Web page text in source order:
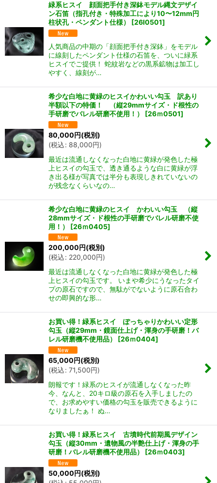
緑系ヒスイ 顔面把手付き深鉢モデル縄文デザイ
ン石笛（指孔付き・特殊加工により10〜12mm円
柱状孔・ペンダント仕様）
[26I0501]
人気商品の中期の「顔面把手付き深鉢」をモデル
に線刻したペンダント仕様の石笛を、ついに緑系
ヒスイでご提供！ 蛇紋岩などの黒系鉱物は加工し
やすく、線刻が…
希少な白地に黄緑のヒスイかわいい勾玉 訳あり
半額以下の特価！ （縦29mmサイズ・ド根性の
手研磨でバレル研磨不使用！）
[26ｍ0501]
80,000円(税別)
(税込: 88,000円)
最近は流通しなくなった白地に黄緑が発色した極
上ヒスイの勾玉で、透き通るような白に黄緑が浮
き出る様が写真では半分も表現しきれていないの
が残念なくらいなの…
希少な白地に黄緑のヒスイ かわいい勾玉 （縦
28mmサイズ・ド根性の手研磨でバレル研磨不使
用！）
[26ｍ0405]
200,000 円(税別)
(税込: 220,000円)
最近は流通しなくなった白地に黄緑が発色した極
上ヒスイの勾玉です。 いまや希少にうなったタイ
プの原石ですので、無駄がでないように原石合わ
せの即興的な形…
お買い得！緑系ヒスイ ぽっちゃりかわいい定形
勾玉（縦29mm・鏡面仕上げ・渾身の手研磨！バ
レル研磨機不使用品）
[26ｍ0404]
65,000円(税別)
(税込: 71,500円)
朗報です！緑系のヒスイが流通しなくなった昨
今、なんと、20キロ級の原石を入手しましたの
で、お求めやすい価格の勾玉を販売できるように
なりましたぁ！ ぬ…
お買い得！緑系ヒスイ 古墳時代前期風デザイン
勾玉（縦30mm・遺物風の半艶仕上げ・渾身の手
研磨！バレル研磨機不使用品）
[26ｍ0403]
50,000円(税別)